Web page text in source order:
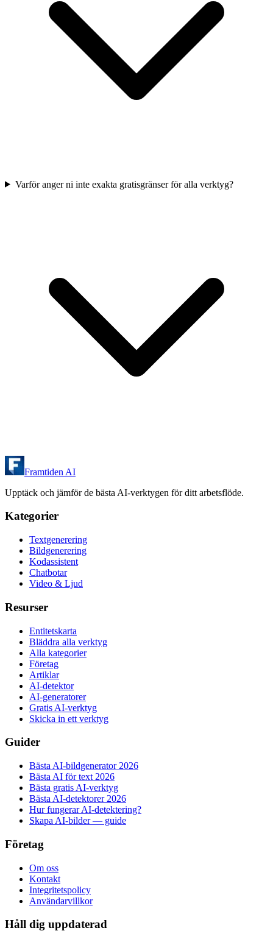
Varför anger ni inte exakta gratisgränser för alla verktyg?
Framtiden AI
Upptäck och jämför de bästa AI-verktygen för ditt arbetsflöde.
Kategorier
Textgenerering
Bildgenerering
Kodassistent
Chatbotar
Video & Ljud
Resurser
Entitetskarta
Bläddra alla verktyg
Alla kategorier
Företag
Artiklar
AI-detektor
AI-generatorer
Gratis AI-verktyg
Skicka in ett verktyg
Guider
Bästa AI-bildgenerator 2026
Bästa AI för text 2026
Bästa gratis AI-verktyg
Bästa AI-detektorer 2026
Hur fungerar AI-detektering?
Skapa AI-bilder — guide
Företag
Om oss
Kontakt
Integritetspolicy
Användarvillkor
Håll dig uppdaterad